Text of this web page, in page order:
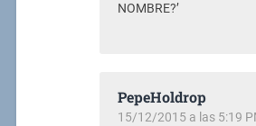
NOMBRE?’
PepeHoldrop
15/12/2015 a las 5:19